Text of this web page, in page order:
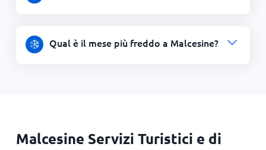
Qual è il mese più freddo a Malcesine?
Malcesine Servizi Turistici e di